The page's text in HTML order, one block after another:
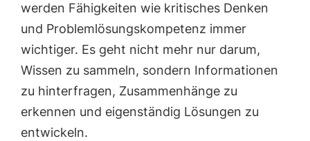
werden Fähigkeiten wie kritisches Denken
und Problemlösungskompetenz immer
wichtiger. Es geht nicht mehr nur darum,
Wissen zu sammeln, sondern Informationen
zu hinterfragen, Zusammenhänge zu
erkennen und eigenständig Lösungen zu
entwickeln.